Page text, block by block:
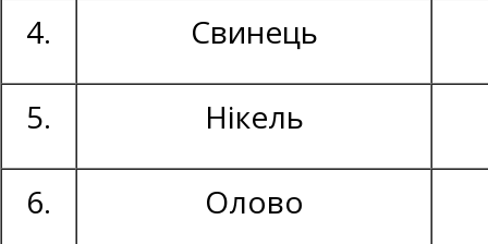
4. Свинець
5. Нікель
6. Олово